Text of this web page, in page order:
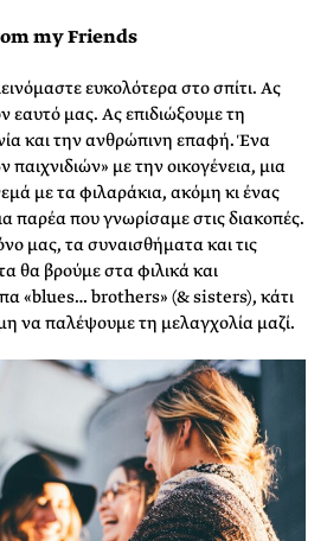
my Friends
ευκολότερα στο σπίτι. Ας
εαυτό μας. Ας επιδιώξουμε τη
και την ανθρώπινη επαφή. Ένα
παιχνιδιών» με την οικογένεια, μια
με τα φιλαράκια, ακόμη κι ένας
παρέα που γνωρίσαμε στις διακοπές.
μας, τα συναισθήματα και τις
θα βρούμε στα φιλικά και
«blues… brothers» (& sisters), κάτι
να παλέψουμε τη μελαγχολία μαζί.